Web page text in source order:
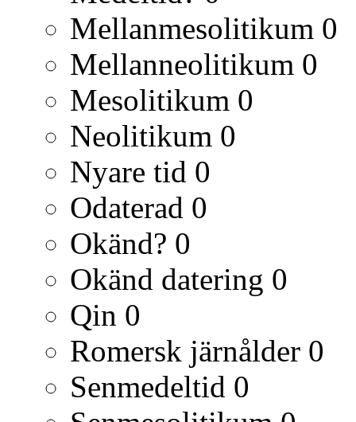
Mellanmesolitikum 0
Mellanneolitikum 0
Mesolitikum 0
Neolitikum 0
Nyare tid 0
Odaterad 0
Okänd? 0
Okänd datering 0
Qin 0
Romersk järnålder 0
Senmedeltid 0